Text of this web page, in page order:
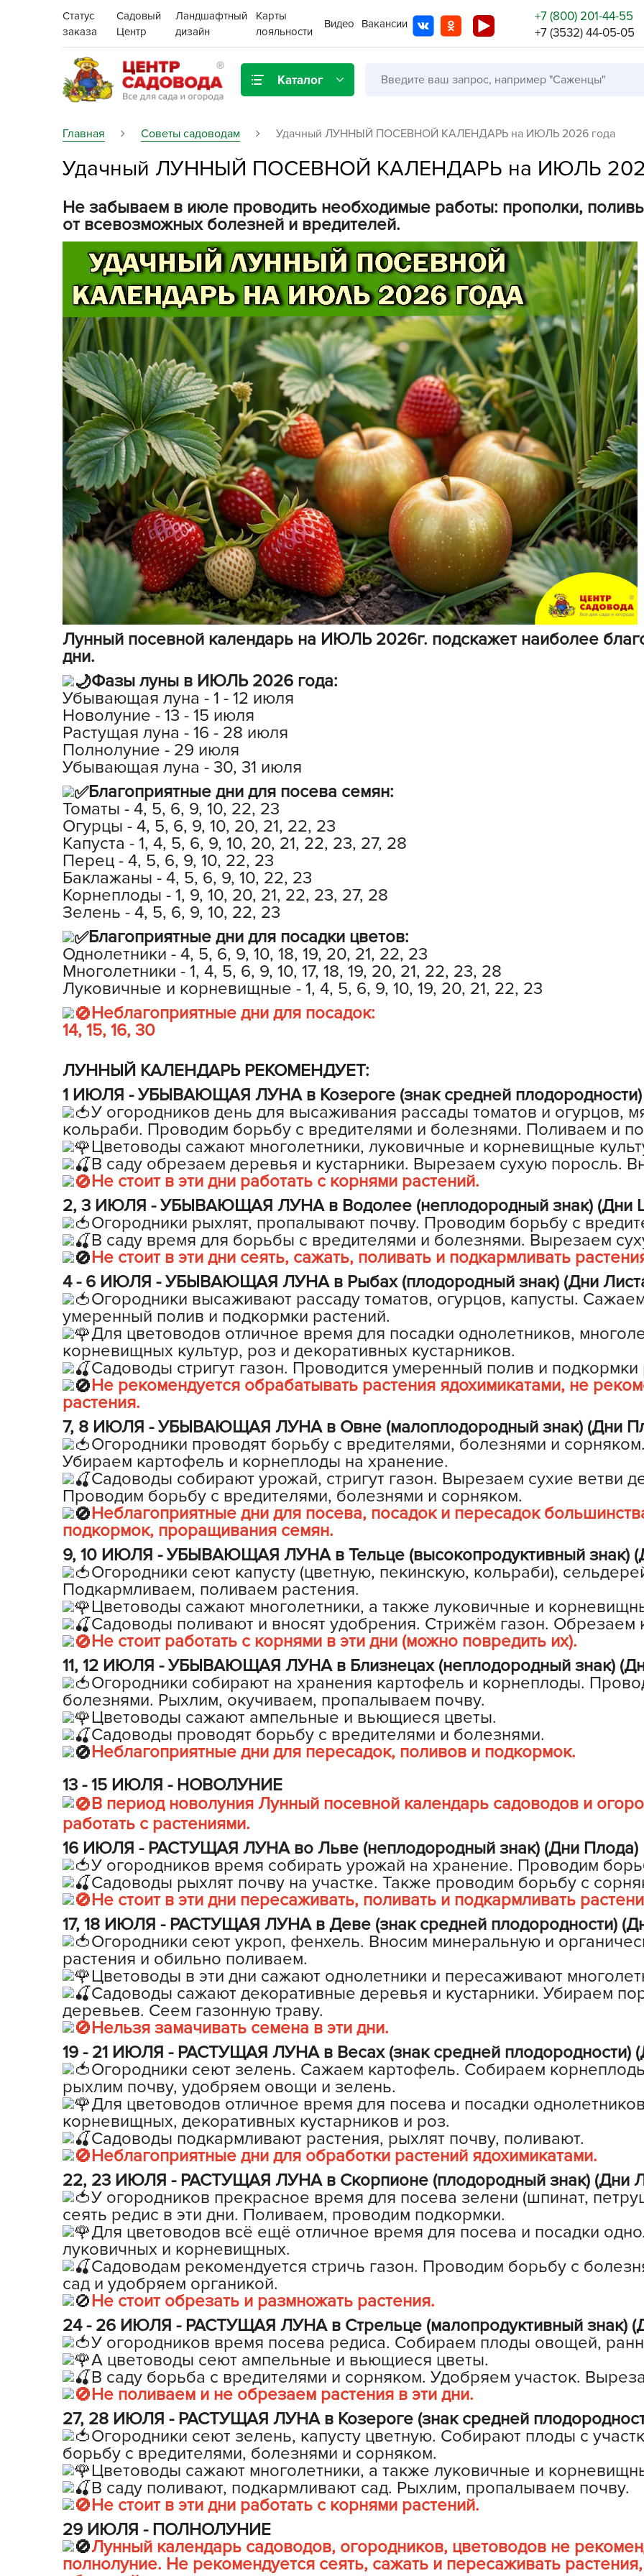
Статус
заказа
Садовый
Центр
Ландшафтный
дизайн
Карты
лояльности
Видео Вакансии
+7 (800) 201-44-55
+7 (3532) 44-05-05
Каталог
Газонная трава
Грунты, дренаж, мульча
Декор для дома и сада
Ёмкости для рассады и
растений,
проращиватели
Картофель семенной
Кашпо, пластик,
керамика
Комнатные горшечные
растения
Консервация и
виноделие
Лук-севок, чеснок
Луковичные,
многолетники Весна
Новогодняя продукция
Отдых в саду, пикник
Подарочные карты
Посадочный материал
(контейнер)
Садовый инвентарь и
техника
СЕМЕНА
Средства для септиков,
туалетов, компостов,
прудов и бассейнов
Средства защиты
растений
Средства от бытовых и
летающих насекомых,
Удобрения
Хозяйственные товары
Цена: Со
Поиск Бренды Не
Главная Советы садоводам Удачный ЛУННЫЙ ПОСЕВНОЙ КАЛЕНДАРЬ на ИЮЛЬ 2026 года
Удачный ЛУННЫЙ ПОСЕВНОЙ КАЛЕНДАРЬ на ИЮЛЬ
Не забываем в июле проводить необходимые работы: прополки,
от всевозможных болезней и вредителей.
Лунный посевной календарь на ИЮЛЬ 2026г. подскажет наиболее
дни.
Фазы луны в ИЮЛЬ 2026 года:
Убывающая луна - 1 - 12 июля
Новолуние - 13 - 15 июля
Растущая луна - 16 - 28 июля
Полнолуние - 29 июля
Убывающая луна - 30, 31 июля
Благоприятные дни для посева семян:
Томаты - 4, 5, 6, 9, 10, 22, 23
Огурцы - 4, 5, 6, 9, 10, 20, 21, 22, 23
Капуста - 1, 4, 5, 6, 9, 10, 20, 21, 22, 23, 27, 28
Перец - 4, 5, 6, 9, 10, 22, 23
Баклажаны - 4, 5, 6, 9, 10, 22, 23
Корнеплоды - 1, 9, 10, 20, 21, 22, 23, 27, 28
Зелень - 4, 5, 6, 9, 10, 22, 23
Благоприятные дни для посадки цветов:
Однолетники - 4, 5, 6, 9, 10, 18, 19, 20, 21, 22, 23
Многолетники - 1, 4, 5, 6, 9, 10, 17, 18, 19, 20, 21, 22, 23, 28
Луковичные и корневищные - 1, 4, 5, 6, 9, 10, 19, 20, 21, 22, 23
Неблагоприятные дни для посадок:
14, 15, 16, 30
ЛУННЫЙ КАЛЕНДАРЬ РЕКОМЕНДУЕТ:
1 ИЮЛЯ - УБЫВАЮЩАЯ ЛУНА в Козероге (знак средней плодородности)
У огородников день для высаживания рассады томатов и огурцов,
кольраби. Проводим борьбу с вредителями и болезнями. Поливаем и
Цветоводы сажают многолетники, луковичные и корневищные
В саду обрезаем деревья и кустарники. Вырезаем сухую поросль.
Не стоит в эти дни работать с корнями растений.
2, 3 ИЮЛЯ - УБЫВАЮЩАЯ ЛУНА в Водолее (неплодородный знак) (Дни
Огородники рыхлят, пропалывают почву. Проводим борьбу с
В саду время для борьбы с вредителями и болезнями. Вырезаем
Не стоит в эти дни сеять, сажать, поливать и подкармливать
4 - 6 ИЮЛЯ - УБЫВАЮЩАЯ ЛУНА в Рыбах (плодородный знак) (Дни
Огородники высаживают рассаду томатов, огурцов, капусты.
умеренный полив и подкормки растений.
Для цветоводов отличное время для посадки однолетников,
корневищных культур, роз и декоративных кустарников.
Садоводы стригут газон. Проводится умеренный полив и подкормки
Не рекомендуется обрабатывать растения ядохимикатами, не
растения.
7, 8 ИЮЛЯ - УБЫВАЮЩАЯ ЛУНА в Овне (малоплодородный знак) (Дни
Огородники проводят борьбу с вредителями, болезнями и
Убираем картофель и корнеплоды на хранение.
Садоводы собирают урожай, стригут газон. Вырезаем сухие ветви
Проводим борьбу с вредителями, болезнями и сорняком.
Неблагоприятные дни для посева, посадок и пересадок
подкормок, проращивания семян.
9, 10 ИЮЛЯ - УБЫВАЮЩАЯ ЛУНА в Тельце (высокопродуктивный знак)
Огородники сеют капусту (цветную, пекинскую, кольраби),
Подкармливаем, поливаем растения.
Цветоводы сажают многолетники, а также луковичные и
Садоводы поливают и вносят удобрения. Стрижём газон. Обрезаем
Не стоит работать с корнями в эти дни (можно повредить их).
11, 12 ИЮЛЯ - УБЫВАЮЩАЯ ЛУНА в Близнецах (неплодородный знак)
Огородники собирают на хранения картофель и корнеплоды.
болезнями. Рыхлим, окучиваем, пропалываем почву.
Цветоводы сажают ампельные и вьющиеся цветы.
Садоводы проводят борьбу с вредителями и болезнями.
Неблагоприятные дни для пересадок, поливов и подкормок.
13 - 15 ИЮЛЯ - НОВОЛУНИЕ
В период новолуния Лунный посевной календарь садоводов и
работать с растениями.
16 ИЮЛЯ - РАСТУЩАЯ ЛУНА во Льве (неплодородный знак) (Дни Плода)
У огородников время собирать урожай на хранение. Проводим
Садоводы рыхлят почву на участке. Также проводим борьбу с
Не стоит в эти дни пересаживать, поливать и подкармливать
17, 18 ИЮЛЯ - РАСТУЩАЯ ЛУНА в Деве (знак средней плодородности)
Огородники сеют укроп, фенхель. Вносим минеральную и
растения и обильно поливаем.
Цветоводы в эти дни сажают однолетники и пересаживают
Садоводы сажают декоративные деревья и кустарники. Убираем
деревьев. Сеем газонную траву.
Нельзя замачивать семена в эти дни.
19 - 21 ИЮЛЯ - РАСТУЩАЯ ЛУНА в Весах (знак средней плодородности)
Огородники сеют зелень. Сажаем картофель. Собираем
рыхлим почву, удобряем овощи и зелень.
Для цветоводов отличное время для посева и посадки
корневищных, декоративных кустарников и роз.
Садоводы подкармливают растения, рыхлят почву, поливают.
Неблагоприятные дни для обработки растений ядохимикатами.
22, 23 ИЮЛЯ - РАСТУЩАЯ ЛУНА в Скорпионе (плодородный знак) (Дни
У огородников прекрасное время для посева зелени (шпинат,
сеять редис в эти дни. Поливаем, проводим подкормки.
Для цветоводов всё ещё отличное время для посева и посадки
луковичных и корневищных.
Садоводам рекомендуется стричь газон. Проводим борьбу с
сад и удобряем органикой.
Не стоит обрезать и размножать растения.
24 - 26 ИЮЛЯ - РАСТУЩАЯ ЛУНА в Стрельце (малопродуктивный знак)
У огородников время посева редиса. Собираем плоды овощей,
А цветоводы сеют ампельные и вьющиеся цветы.
В саду борьба с вредителями и сорняком. Удобряем участок.
Не поливаем и не обрезаем растения в эти дни.
27, 28 ИЮЛЯ - РАСТУЩАЯ ЛУНА в Козероге (знак средней
Огородники сеют зелень, капусту цветную. Собирают плоды с
борьбу с вредителями, болезнями и сорняком.
Цветоводы сажают многолетники, а также луковичные и
В саду поливают, подкармливают сад. Рыхлим, пропалываем почву.
Не стоит в эти дни работать с корнями растений.
29 ИЮЛЯ - ПОЛНОЛУНИЕ
Лунный календарь садоводов, огородников, цветоводов не
полнолуние. Не рекомендуется сеять, сажать и пересаживать